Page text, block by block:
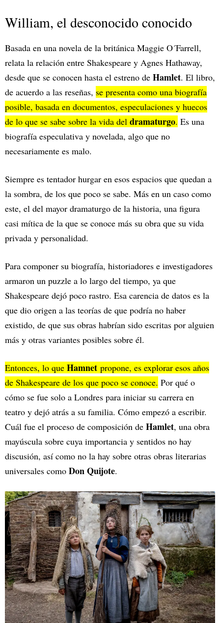
William, el desconocido conocido
Basada en una novela de la británica Maggie O´Farrell,
relata la relación entre Shakespeare y Agnes Hathaway,
desde que se conocen hasta el estreno de Hamlet. El libro,
de acuerdo a las reseñas, se presenta como una biografía
posible, basada en documentos, especulaciones y huecos
de lo que se sabe sobre la vida del dramaturgo. Es una
biografía especulativa y novelada, algo que no
necesariamente es malo.
Siempre es tentador hurgar en esos espacios que quedan a
la sombra, de los que poco se sabe. Más en un caso como
este, el del mayor dramaturgo de la historia, una figura
casi mítica de la que se conoce más su obra que su vida
privada y personalidad.
Para componer su biografía, historiadores e investigadores
armaron un puzzle a lo largo del tiempo, ya que
Shakespeare dejó poco rastro. Esa carencia de datos es la
que dio origen a las teorías de que podría no haber
existido, de que sus obras habrían sido escritas por alguien
más y otras variantes posibles sobre él.
Entonces, lo que Hamnet propone, es explorar esos años
de Shakespeare de los que poco se conoce. Por qué o
cómo se fue solo a Londres para iniciar su carrera en
teatro y dejó atrás a su familia. Cómo empezó a escribir.
Cuál fue el proceso de composición de Hamlet, una obra
mayúscula sobre cuya importancia y sentidos no hay
discusión, así como no la hay sobre otras obras literarias
universales como Don Quijote.